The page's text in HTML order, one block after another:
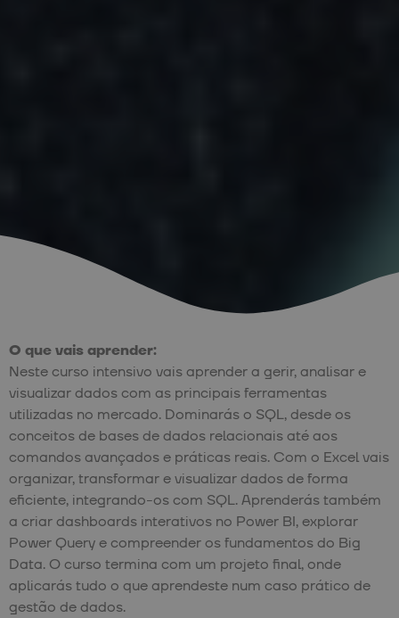
O que vais aprender:
Neste curso intensivo vais aprender a gerir, analisar e
visualizar dados com as principais ferramentas
utilizadas no mercado. Dominarás o SQL, desde os
conceitos de bases de dados relacionais até aos
comandos avançados e práticas reais. Com o Excel vais
organizar, transformar e visualizar dados de forma
eficiente, integrando-os com SQL. Aprenderás também
a criar dashboards interativos no Power BI, explorar
Power Query e compreender os fundamentos do Big
Data. O curso termina com um projeto final, onde
aplicarás tudo o que aprendeste num caso prático de
gestão de dados.